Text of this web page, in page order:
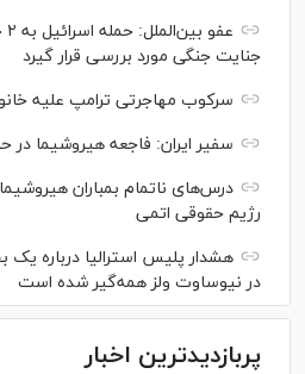
جنایت جنگی مورد بررسی قرار گیرد
سرکوب مهاجرتی ترامپ علیه
سفیر ایران: فاجعه هیروشیما در
درس‌های ناتمام بمباران
رژیم حقوقی اتمی
هشدار پلیس استرالیا درباره یک
در نیوساوت ولز همه‌گیر شده است
پربازدیدترین اخبار